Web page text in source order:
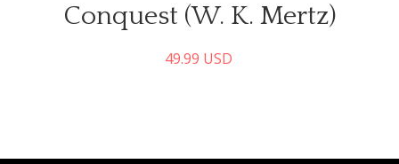
Conquest (W. K. Mertz)
49.99 USD